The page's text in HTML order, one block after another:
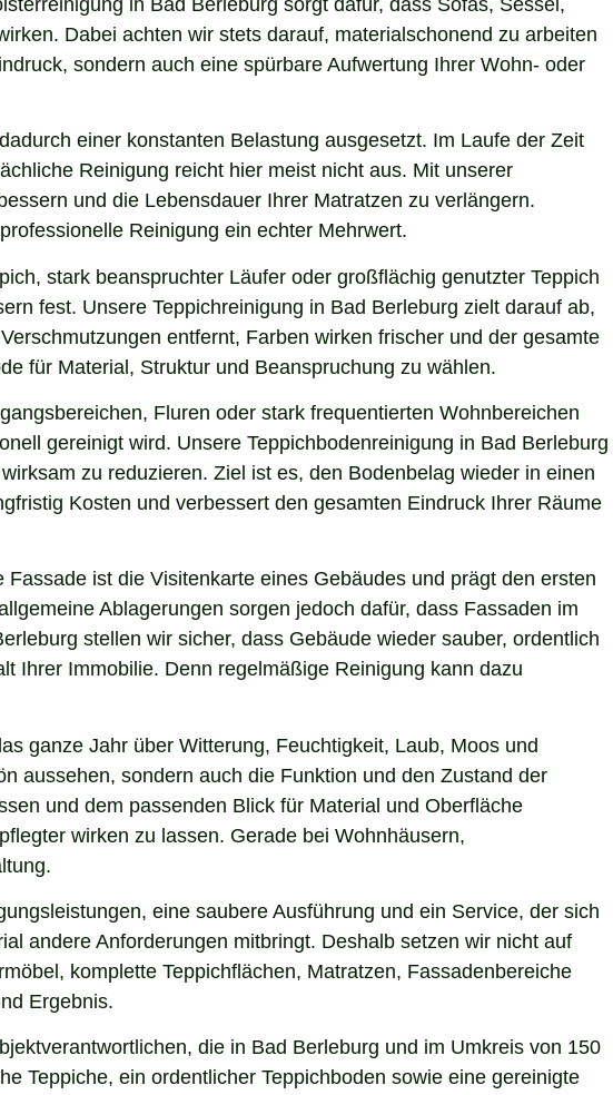
Dabei achten wir stets darauf, materialschonend zu arbeiten
sondern auch eine spürbare Aufwertung Ihrer Wohn- oder
einer konstanten Belastung ausgesetzt. Im Laufe der Zeit
Reinigung reicht hier meist nicht aus. Mit unserer
und die Lebensdauer Ihrer Matratzen zu verlängern.
Reinigung ein echter Mehrwert.
stark beanspruchter Läufer oder großflächig genutzter Teppich
fest. Unsere Teppichreinigung in Bad Berleburg zielt darauf ab,
entfernt, Farben wirken frischer und der gesamte
für Material, Struktur und Beanspruchung zu wählen.
Fluren oder stark frequentierten Wohnbereichen
gereinigt wird. Unsere Teppichbodenreinigung in Bad Berleburg
zu reduzieren. Ziel ist es, den Bodenbelag wieder in einen
Kosten und verbessert den gesamten Eindruck Ihrer Räume
ist die Visitenkarte eines Gebäudes und prägt den ersten
Ablagerungen sorgen jedoch dafür, dass Fassaden im
stellen wir sicher, dass Gebäude wieder sauber, ordentlich
Ihrer Immobilie. Denn regelmäßige Reinigung kann dazu
ganze Jahr über Witterung, Feuchtigkeit, Laub, Moos und
aussehen, sondern auch die Funktion und den Zustand der
und dem passenden Blick für Material und Oberfläche
wirken zu lassen. Gerade bei Wohnhäusern,
eine saubere Ausführung und ein Service, der sich
andere Anforderungen mitbringt. Deshalb setzen wir nicht auf
komplette Teppichflächen, Matratzen, Fassadenbereiche
Ergebnis.
die in Bad Berleburg und im Umkreis von 150
Teppiche, ein ordentlicher Teppichboden sowie eine gereinigte